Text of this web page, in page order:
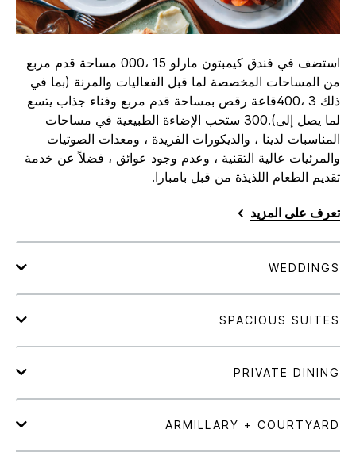
استضف في فندق كيمبتون مارلو 15 ،000 مساحة قدم مربع
من المساحات المخصصة لما قبل الفعاليات والمرنة (بما في
ذلك 3 ،400قاعة رقص بمساحة قدم مربع وفناء جذاب يتسع
لما يصل إلى).300 ستحب الإضاءة الطبيعية في مساحات
المناسبات لدينا ، والديكورات الفريدة ، ومعدات الصوتيات
والمرئيات عالية التقنية ، وعدم وجود عوائق ، فضلاً عن خدمة
تقديم الطعام اللذيذة من قبل بامبارا.
تعرف على المزيد